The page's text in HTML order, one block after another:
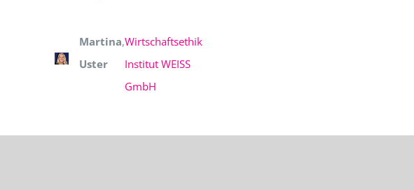
Martina
Uster
,Wirtschaftsethik
Institut WEISS
GmbH